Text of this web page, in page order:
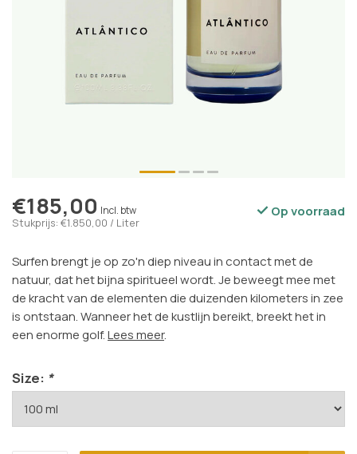
€185,00 Incl. btw
Stukprijs: €1.850,00 / Liter
Op voorraad
Surfen brengt je op zo'n diep niveau in contact met de
natuur, dat het bijna spiritueel wordt. Je beweegt mee met
de kracht van de elementen die duizenden kilometers in zee
is ontstaan. Wanneer het de kustlijn bereikt, breekt het in
een enorme golf.Lees meer.
Size: *